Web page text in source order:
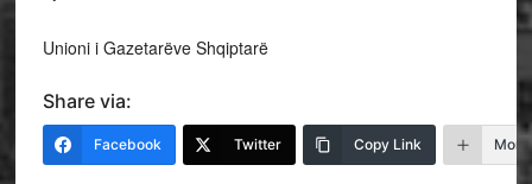
Unioni i Gazetarëve Shqiptarë
Share via:
Facebook Twitter Copy Link More